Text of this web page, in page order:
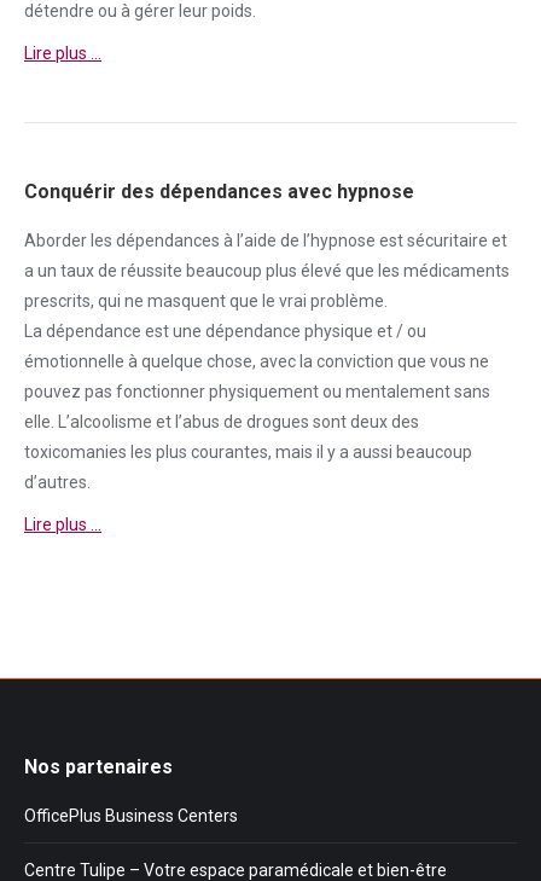
détendre ou à gérer leur poids.
Lire plus …
Conquérir des dépendances avec hypnose
Aborder les dépendances à l’aide de l’hypnose est sécuritaire et
a un taux de réussite beaucoup plus élevé que les médicaments
prescrits, qui ne masquent que le vrai problème.
La dépendance est une dépendance physique et / ou
émotionnelle à quelque chose, avec la conviction que vous ne
pouvez pas fonctionner physiquement ou mentalement sans
elle. L’alcoolisme et l’abus de drogues sont deux des
toxicomanies les plus courantes, mais il y a aussi beaucoup
d’autres.
Lire plus …
Nos partenaires
OfficePlus Business Centers
Centre Tulipe – Votre espace paramédicale et bien-être